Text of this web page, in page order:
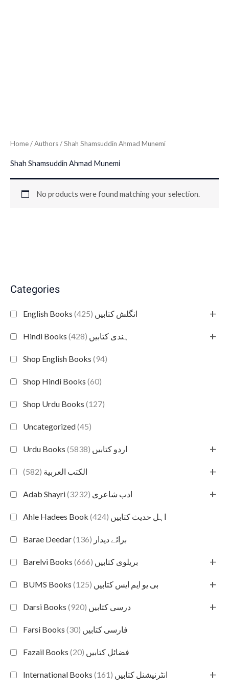
Categories
English Books انگلش کتابیں (425) +
Hindi Books ہندی کتابیں (428) +
Shop English Books (94)
Shop Hindi Books (60)
Shop Urdu Books (127)
Uncategorized(45)
Urdu Books اردو کتابیں (5838) +
الكتب العربية (582) +
Adab Shayri ادب شاعری (3232) +
Ahle Hadees Book اہل حدیث کتابیں (424)
Barae Deedar برائے دیدار (136)
Barelvi Books بریلوی کتابیں (666) +
BUMS Books بی یو ایم ایس کتابیں (125) +
Darsi Books درسی کتابیں (920) +
Farsi Books فارسی کتابیں (30)
Fazail Books فضائل کتابیں (20)
International Books انٹرنیشنل کتابیں (161) +
Home/ Authors / Shah Shamsuddin Ahmad Munemi
Shah Shamsuddin Ahmad Munemi
No products were found matching your selection.